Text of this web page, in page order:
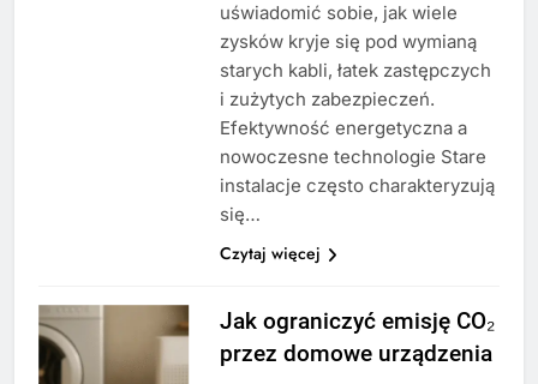
uświadomić sobie, jak wiele
zysków kryje się pod wymianą
starych kabli, łatek zastępczych
i zużytych zabezpieczeń.
Efektywność energetyczna a
nowoczesne technologie Stare
instalacje często charakteryzują
się…
Czytaj więcej
Jak ograniczyć emisję CO₂
przez domowe urządzenia